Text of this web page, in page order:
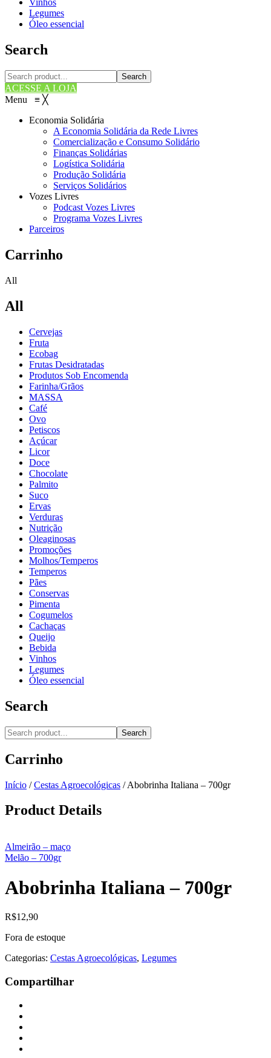
Vinhos
Legumes
Óleo essencial
Search
Search
ACESSE A LOJA
Menu ≡ ╳
Economia Solidária
A Economia Solidária da Rede Livres
Comercialização e Consumo Solidário
Finanças Solidárias
Logística Solidária
Produção Solidária
Serviços Solidários
Vozes Livres
Podcast Vozes Livres
Programa Vozes Livres
Parceiros
Carrinho
All
All
Cervejas
Fruta
Ecobag
Frutas Desidratadas
Produtos Sob Encomenda
Farinha/Grãos
MASSA
Café
Ovo
Petiscos
Açúcar
Licor
Doce
Chocolate
Palmito
Suco
Ervas
Verduras
Nutrição
Oleaginosas
Promoções
Molhos/Temperos
Temperos
Pães
Conservas
Pimenta
Cogumelos
Cachaças
Queijo
Bebida
Vinhos
Legumes
Óleo essencial
Search
Search
Carrinho
Início / Cestas Agroecológicas /Abobrinha Italiana – 700gr
Product Details
Almeirão – maço
Melão – 700gr
Abobrinha Italiana – 700gr
R$12,90
Fora de estoque
Categorias: Cestas Agroecológicas, Legumes
Compartilhar